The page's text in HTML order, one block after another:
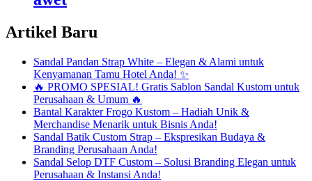
Artikel Baru
Sandal Pandan Strap White – Elegan & Alami untuk
Kenyamanan Tamu Hotel Anda! ✨
🔥 PROMO SPESIAL! Gratis Sablon Sandal Kustom untuk
Perusahaan & Umum 🔥
Bantal Karakter Frogo Kustom – Hadiah Unik &
Merchandise Menarik untuk Bisnis Anda!
Sandal Batik Custom Strap – Ekspresikan Budaya &
Branding Perusahaan Anda!
Sandal Selop DTF Custom – Solusi Branding Elegan untuk
Perusahaan & Instansi Anda!